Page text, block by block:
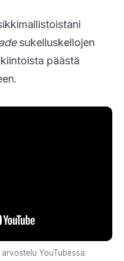
sukelluskellojen
päästä
YouTubessa.